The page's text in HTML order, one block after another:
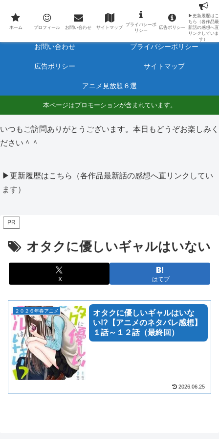
最新アニメのあらすじと感想をネタバレ有りで毎日更新しています。
ホーム プロフィール
お問い合わせ プライバシーポリシー
広告ポリシー サイトマップ
アニメ見放題６選
本ページはプロモーションが含まれています。
いつもご訪問ありがとうございます。本日もどうぞお楽しみく
ださい＾＾
▶更新履歴はこちら（各作品最新話の感想へ直リンクしてい
ます）
PR
オタクに優しいギャルはいない
X はてブ
２０２６年春アニメ
オタクに優しいギャルはいな
い!?【アニメのネタバレ感想】
１話～１２話（最終回）
2026.06.25
ホーム プロフィール お問い合わせ サイトマップ
プライバシーポ
リシー
広告ポリシー
▶更新履歴はこ
ちら（各作品最
新話の感想へ直
リンクしていま
す）